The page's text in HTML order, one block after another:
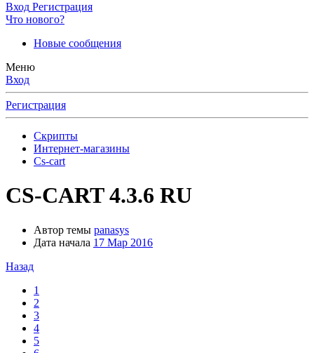
Вход Регистрация
Что нового?
Новые сообщения
Меню
Вход
Регистрация
Скрипты
Интернет-магазины
Cs-cart
CS-CART 4.3.6 RU
Автор темы panasys
Дата начала 17 Мар 2016
Назад
1
2
3
4
5